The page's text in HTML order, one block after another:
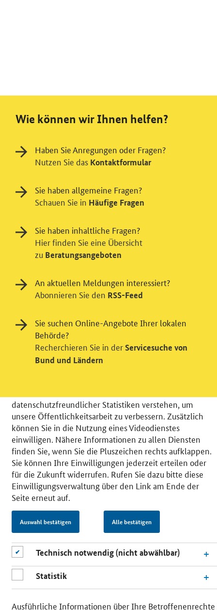
© 2026 Bundesministerium für Wirtschaft und Energie
RSS
Benutzerhinweise
Inhaltsverzeichnis
Impressum
Barrierefreiheit
Datenschutz
Einwilligungsverwaltung
Einwilligung in Tracking und / oder
Videodienst
datenschutzfreundlicher Statistiken verstehen, um
unsere Öffentlichkeitsarbeit zu verbessern. Zusätzlich
können Sie in die Nutzung eines Videodienstes
einwilligen. Nähere Informationen zu allen Diensten
finden Sie, wenn Sie die Pluszeichen rechts aufklappen.
Sie können Ihre Einwilligungen jederzeit erteilen oder
für die Zukunft widerrufen. Rufen Sie dazu bitte diese
Einwilligungsverwaltung über den Link am Ende der
Seite erneut auf.
Auswahl bestätigen Alle bestätigen
Technisch notwendig (nicht abwählbar)
Statistik
Ausführliche Informationen über Ihre Betroffenenrechte
Wie können wir Ihnen helfen?
Haben Sie Anregungen oder Fragen?
Nutzen Sie das Kontaktformular
Sie haben allgemeine Fragen?
Schauen Sie in Häufige Fragen
Sie haben inhaltliche Fragen?
Hier finden Sie eine Übersicht
zu Beratungsangeboten
An aktuellen Meldungen interessiert?
Abonnieren Sie den RSS-Feed
Sie suchen Online-Angebote Ihrer lokalen
Behörde?
Recherchieren Sie in der Servicesuche von
Bund und Ländern